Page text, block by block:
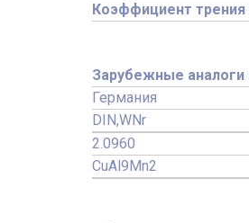
Коэффициент трения
Зарубежные
Германия
DIN,WNr
2.0960
CuAl9Mn2